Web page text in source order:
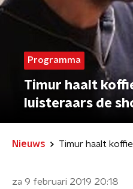
Programma
Timur haalt
luisteraars de
Nieuws
za 9 februari 2019 20:18